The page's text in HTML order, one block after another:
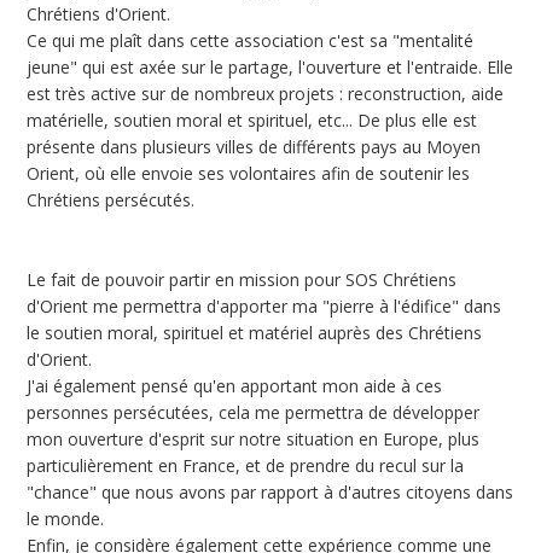
Chrétiens d'Orient.
Ce qui me plaît dans cette association c'est sa "mentalité
jeune" qui est axée sur le partage, l'ouverture et l'entraide. Elle
est très active sur de nombreux projets : reconstruction, aide
matérielle, soutien moral et spirituel, etc... De plus elle est
présente dans plusieurs villes de différents pays au Moyen
Orient, où elle envoie ses volontaires afin de soutenir les
Chrétiens persécutés.
Le fait de pouvoir partir en mission pour SOS Chrétiens
d'Orient me permettra d'apporter ma "pierre à l'édifice" dans
le soutien moral, spirituel et matériel auprès des Chrétiens
d'Orient.
J'ai également pensé qu'en apportant mon aide à ces
personnes persécutées, cela me permettra de développer
mon ouverture d'esprit sur notre situation en Europe, plus
particulièrement en France, et de prendre du recul sur la
"chance" que nous avons par rapport à d'autres citoyens dans
le monde.
Enfin, je considère également cette expérience comme une